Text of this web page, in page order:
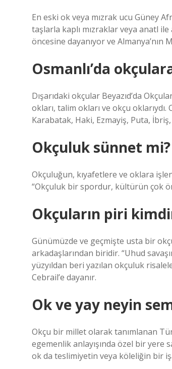
En eski ok veya mızrak ucu Güney
taşlarla kaplı mızraklar veya anatl ile
öncesine dayanıyor ve
Osmanlı’da
Dışarıdaki okçular Beyazıd’da
okları, talim okları ve okçu
Karabatak, Haki, Ezmayiş, Puta, İbriş,
Okçuluk sünnet mi?
Okçuluğun, kıyafetlere ve oklara
“Okçuluk bir spordur, kültürün çok
Okçuların piri
Günümüzde ve geçmişte usta bir
arkadaşlarından biridir. “Uhud
yüzyıldan beri yazılan okçuluk
Cebrail’e dayanır.
Ok ve yay neyin
Okçu bir millet olarak tanımlanan
egemenlik anlayışında özel bir
ok da teslimiyetin veya köleliğin bir